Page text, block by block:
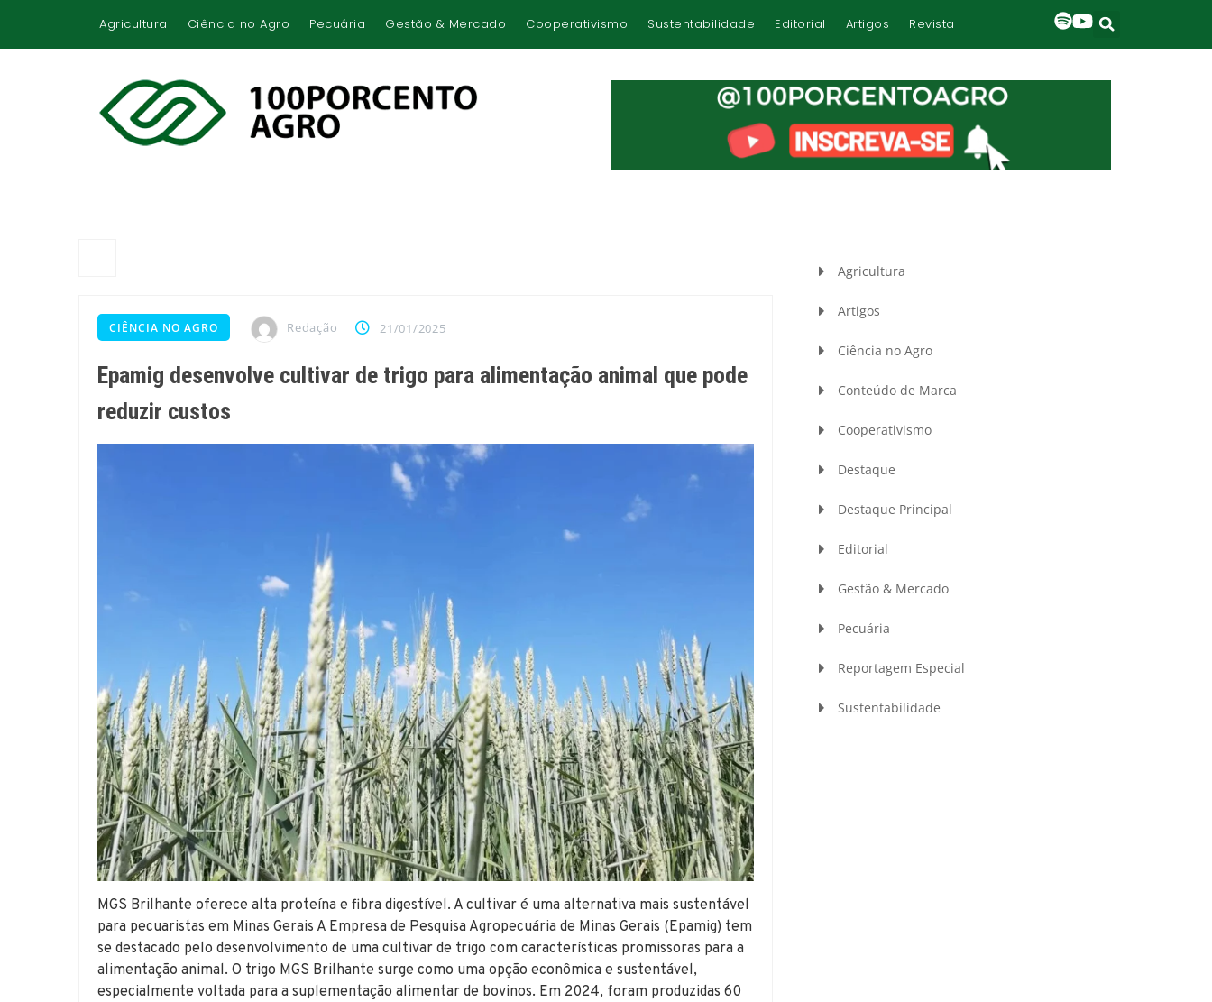
Agricultura Ciência no Agro Pecuária Gestão & Mercado Cooperativismo Sustentabilidade Editorial Artigos Revista
CIÊNCIA NO AGRO Redação 21/01/2025
Epamig desenvolve cultivar de trigo para alimentação animal que pode
reduzir custos
MGS Brilhante oferece alta proteína e fibra digestível. A cultivar é uma alternativa mais sustentável
para pecuaristas em Minas Gerais A Empresa de Pesquisa Agropecuária de Minas Gerais (Epamig) tem
se destacado pelo desenvolvimento de uma cultivar de trigo com características promissoras para a
alimentação animal. O trigo MGS Brilhante surge como uma opção econômica e sustentável,
especialmente voltada para a suplementação alimentar de bovinos. Em 2024, foram produzidas 60
Agricultura
Artigos
Ciência no Agro
Conteúdo de Marca
Cooperativismo
Destaque
Destaque Principal
Editorial
Gestão & Mercado
Pecuária
Reportagem Especial
Sustentabilidade